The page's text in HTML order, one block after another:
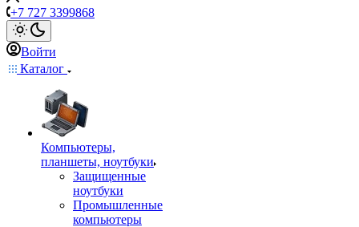
+7 727 3399868
Войти
Каталог
Компьютеры,
планшеты, ноутбуки
Защищенные
ноутбуки
Промышленные
компьютеры